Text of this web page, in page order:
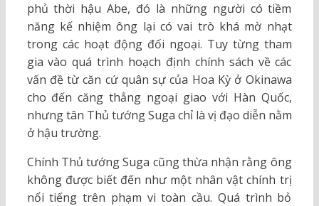
phủ thời hậu Abe, đó là những người có tiềm
năng kế nhiệm ông lại có vai trò khá mờ nhạt
trong các hoạt động đối ngoại. Tuy từng tham
gia vào quá trình hoạch định chính sách về các
vấn đề từ căn cứ quân sự của Hoa Kỳ ở Okinawa
cho đến căng thẳng ngoại giao với Hàn Quốc,
nhưng tân Thủ tướng Suga chỉ là vị đạo diễn nằm
ở hậu trường.
Chính Thủ tướng Suga cũng thừa nhận rằng ông
không được biết đến như một nhân vật chính trị
nổi tiếng trên phạm vi toàn cầu. Quá trình bỏ